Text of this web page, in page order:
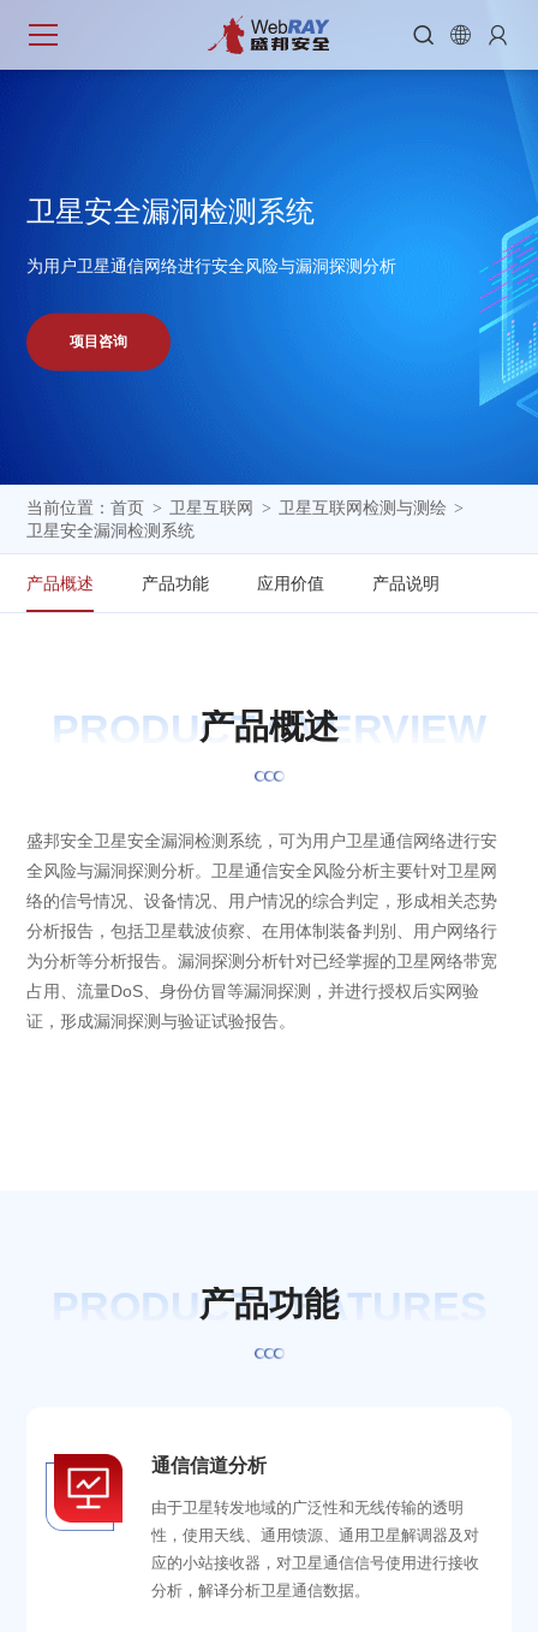
  
卫星安全漏洞检测 系统
为用户卫星通信网络进行安全风险与漏洞探测分析
项目咨询
当前位置：首页 > 卫星互联网 > 卫星互联网检测与测绘 >
卫星安全漏洞检测系统
产品概述 产品功能 应用价值 产品说明
PRODUCT OVERVIEW
产品概述
盛邦安全卫星安全漏洞检测系统，可为用户卫星通信网络进行安
全风险与漏洞探测分析。卫星通信安全风险分析主要针对卫星网
络的信号情况、设备情况、用户情况的综合判定，形成相关态势
分析报告，包括卫星载波侦察、在用体制装备判别、用户网络行
为分析等分析报告。漏洞探测分析针对已经掌握的卫星网络带宽
占用、流量DoS、身份仿冒等漏洞探测，并进行授权后实网验
证，形成漏洞探测与验证试验报告。
PRODUCT FEATURES
产品功能
通信信道分析
由于卫星转发地域的广泛性和无线传输的透明
性，使用天线、通用馈源、通用卫星解调器及对
应的小站接收器，对卫星通信信号使用进行接收
分析，解译分析卫星通信数据。